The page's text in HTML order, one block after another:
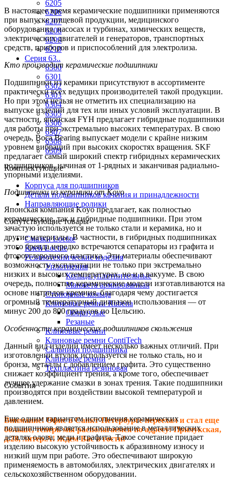
6205
6206
6207
6208
6209
6210
Серия 63..
6300
6301
6302
6303
6304
6305
6306
6307
6308
6309
Комплектующие
Корпуса для подшипников
Детали подшипников качения и принадлежности
Направляющие ролики
Сопутствующие товары
Смазки Loctite
Клей Loctite
Резинотехнические изделия
Уплотнения
Кольца уплотнительные
Манжета армированная
Стопорные кольца
Клиновые ремни Rubena
Обернутые
Резаные
Клиновые ремни
Клиновые ремни ContiTech
Сальники подшипника
Клиновые ремни
Техпластина резиновая
События
Внимание! Офис в Санкт-Петербурге переехал и стал еще
больше, теперь мы располагаемся по адресу: Прилукская,
д.28, литер.А! Ждем Вас в гости!
В настоящее время керамические подшипники применяются
при выпуске пищевой продукции, медицинского
оборудования, насосах и турбинах, химических веществ,
электрических двигателей и генераторов, транспортных
средств, приборов и приспособлений для электролиза.
Кто производит керамические подшипники
Подшипники из керамики присутствуют в ассортименте
практически всех ведущих производителей такой продукции.
Но при этом нельзя не отметить их специализацию на
выпуске изделий для тех или иных условий эксплуатации. В
частности, японская FYH предлагает гибридные подшипники
для работы при экстремально высоких температурах. В свою
очередь, Boca Bearing выпускает модели с крайне низким
уровнем вибраций при высоких скоростях вращения. SKF
предлагает самый широкий спектр гибридных керамических
подшипников, начиная от 1-рядных и заканчивая радиально-
упорными изделиями.
Подшипники из керамики от Koyo
Японская компания Koyo предлагает, как полностью
керамические, так и гибридные подшипники. При этом
зачастую используется не только стали и керамика, но и
другие материалы. В частности, в гибридных подшипниках
этого бренда нередко встречаются сепараторы из графита и
фтороуглеродного пластика. Эти материалы обеспечивают
возможность эксплуатации не только при экстремально
низких и высоких температурах, но и в вакууме. В свою
очередь, полностью керамические модели изготавливаются на
основе нитридов кремния, благодаря чему достигается
огромный температурный диапазон использования — от
минус 200 до 800 градусов по Цельсию.
Особенности керамических подшипников скольжения
Данный вид изделий имеет несколько важных отличий. При
изготовлении втулок используется не только сталь, но и
бронза, металлы с добавлением графита. Это существенно
снижает коэффициент трения, а кроме того, обеспечивает
лучшее удержание смазки в зонах трения. Такие подшипники
производятся при воздействии высокой температурой и
давлением.
Еще одним вариантом исполнения керамических
подшипников является использование в металлических
деталях олова, меди и графита. Такое сочетание придает
изделию высокую устойчивость к абразивному износу и
низкий шум при работе. Это обеспечивают широкую
применяемость в автомобилях, электрических двигателях и
сельскохозяйственном оборудовании.